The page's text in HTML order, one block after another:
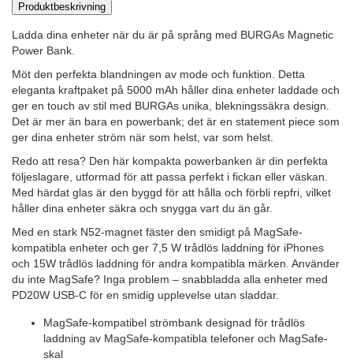
Produktbeskrivning
Ladda dina enheter när du är på språng med BURGAs Magnetic
Power Bank.
Möt den perfekta blandningen av mode och funktion. Detta
eleganta kraftpaket på 5000 mAh håller dina enheter laddade och
ger en touch av stil med BURGAs unika, blekningssäkra design.
Det är mer än bara en powerbank; det är en statement piece som
ger dina enheter ström när som helst, var som helst.
Redo att resa? Den här kompakta powerbanken är din perfekta
följeslagare, utformad för att passa perfekt i fickan eller väskan.
Med härdat glas är den byggd för att hålla och förbli repfri, vilket
håller dina enheter säkra och snygga vart du än går.
Med en stark N52-magnet fäster den smidigt på MagSafe-
kompatibla enheter och ger 7,5 W trådlös laddning för iPhones
och 15W trådlös laddning för andra kompatibla märken. Använder
du inte MagSafe? Inga problem – snabbladda alla enheter med
PD20W USB-C för en smidig upplevelse utan sladdar.
MagSafe-kompatibel strömbank designad för trådlös
laddning av MagSafe-kompatibla telefoner och MagSafe-
skal